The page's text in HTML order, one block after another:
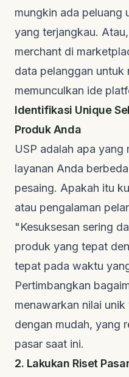
mungkin ada peluang
yang terjangkau.
merchant di
data pelanggan untuk
memunculkan ide
Identifikasi Unique
Produk Anda
USP adalah apa
layanan Anda
pesaing. Apakah itu
atau pengalaman
"Kesuksesan sering
produk yang tepat
tepat pada waktu
Pertimbangkan
menawarkan nilai
dengan mudah, yang
pasar saat ini.
2. Lakukan Riset